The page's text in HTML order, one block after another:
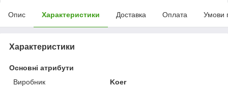
Опис Характеристики Доставка Оплата Умови
Характеристики
Основні атрибути
Виробник
Koer